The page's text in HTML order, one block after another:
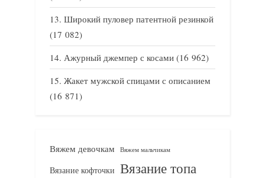
Широкий пуловер патентной резинкой
(17 082)
Ажурный джемпер с косами (16 962)
Жакет мужской спицами с описанием
(16 871)
Вяжем девочкам Вяжем мальчикам
Вязание кофточки Вязание топа